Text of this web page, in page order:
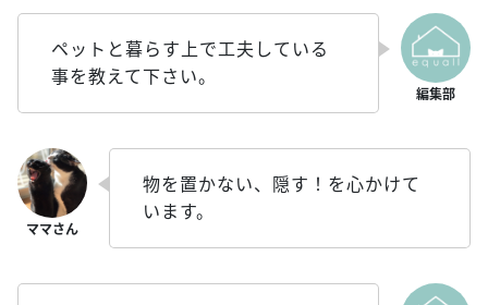
ペットと暮らす上で工夫している
事を教えて下さい。
物を置かない、隠す！を心かけて
います。